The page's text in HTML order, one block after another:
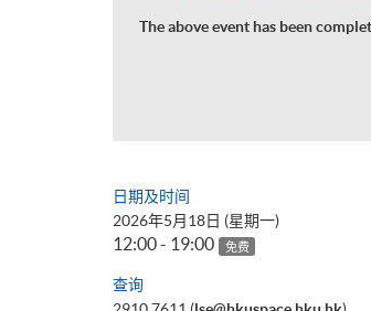
The above event has been
日期及时间
2026年5月18日 (星期一)
12:00 - 19:00 免费
查询